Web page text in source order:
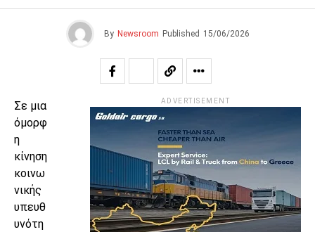
By Newsroom Published 15/06/2026
Σε μια
όμορφ
η
κίνηση
κοινω
νικής
υπευθ
υνότη
ADVERTISEMENT